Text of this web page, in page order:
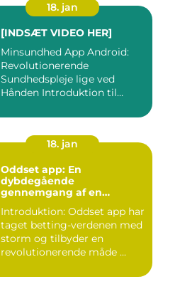
18. jan
[INDSÆT VIDEO HER]
Minsundhed App Android:
Revolutionerende
Sundhedspleje lige ved
Hånden Introduktion til
18. jan
Oddset app: En
dybdegående
gennemgang af en
Introduktion: Oddset app har
taget betting-verdenen med
storm og tilbyder en
revolutionerende måde ...